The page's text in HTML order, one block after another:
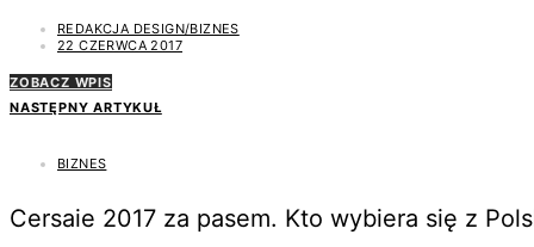
REDAKCJA DESIGN/BIZNES
22 CZERWCA 2017
ZOBACZ WPIS
NASTĘPNY ARTYKUŁ
BIZNES
Cersaie 2017 za pasem. Kto wybiera się z